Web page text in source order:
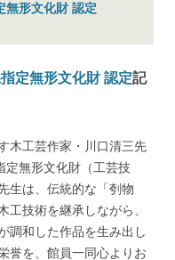
無形文化財 認定
定無形文化財 認定記
木工芸作家・川口清三先
定無形文化財（工芸技
生は、伝統的な「刳物
工技術を継承しながら、
調和した作品を生み出し
誉を、館員一同心よりお